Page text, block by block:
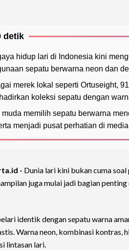
detik
hidup lari di Indonesia kini
sepatu berwarna neon dan
merek lokal seperti Ortuseight,
koleksi sepatu dengan
muda memilih sepatu berwarna
menjadi pusat perhatian di
- Dunia lari kini bukan cuma
juga mulai jadi bagian
identik dengan sepatu warna
Warna neon, kombinasi kontras,
lintasan lari.